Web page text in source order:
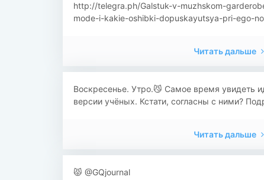
http://telegra.ph/Galstuk-v-muzhskom-
mode-i-kakie-oshibki-dopuskayutsya-pri-ego-
Читать дальше
Воскресенье. Утро.😼 Самое время увидеть
версии учёных. Кстати, согласны с ними?
Читать дальше
😾 @GQjournal